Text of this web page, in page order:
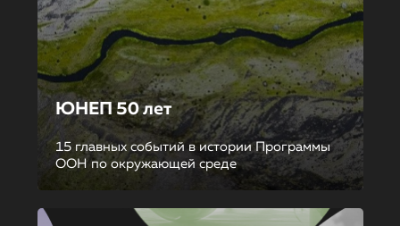
ЮНЕП 50 лет
15 главных событий в истории Программы
ООН по окружающей среде